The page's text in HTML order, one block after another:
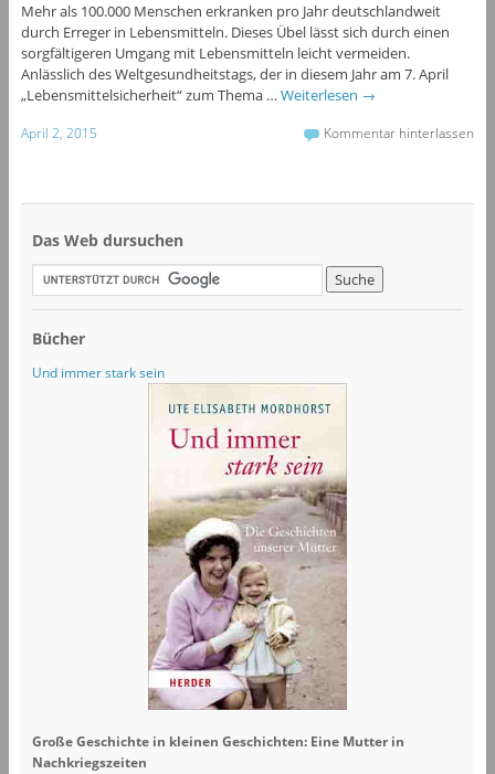
Mehr als 100.000 Menschen erkranken pro Jahr deutschlandweit
durch Erreger in Lebensmitteln. Dieses Übel lässt sich durch einen
sorgfältigeren Umgang mit Lebensmitteln leicht vermeiden.
Anlässlich des Weltgesundheitstags, der in diesem Jahr am 7. April
„Lebensmittelsicherheit“ zum Thema … Weiterlesen →
April 2, 2015 Kommentar hinterlassen
Das Web dursuchen
Bücher
Und immer stark sein
Große Geschichte in kleinen Geschichten: Eine Mutter in
Nachkriegszeiten